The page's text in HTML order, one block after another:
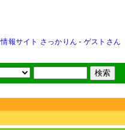
報サイト さっかりん - ゲストさん